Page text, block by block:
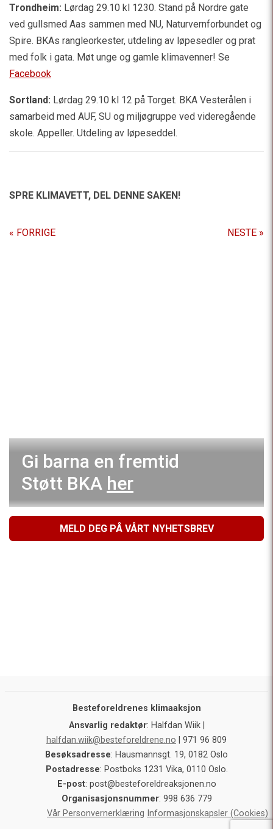
Trondheim: Lørdag 29.10 kl 1230. Stand på Nordre gate
ved gullsmed Aas sammen med NU, Naturvernforbundet og
Spire. BKAs rangleorkester, utdeling av løpesedler og prat
med folk i gata. Møt unge og gamle klimavenner! Se
Facebook
Sortland: Lørdag 29.10 kl 12 på Torget. BKA Vesterålen i
samarbeid med AUF, SU og miljøgruppe ved videregående
skole. Appeller. Utdeling av løpeseddel.
SPRE KLIMAVETT, DEL DENNE SAKEN!
« FORRIGE NESTE »
Gi barna en fremtid
Støtt BKA her
MELD DEG PÅ VÅRT NYHETSBREV
Besteforeldrenes klimaaksjon
Ansvarlig redaktør: Halfdan Wiik |
halfdan.wiik@besteforeldrene.no | 971 96 809
Besøksadresse: Hausmannsgt. 19, 0182 Oslo
Postadresse: Postboks 1231 Vika, 0110 Oslo.
E-post: post@besteforeldreaksjonen.no
Organisasjonsnummer: 998 636 779
Vår Personvernerklæring Informasjonskapsler (Cookies)